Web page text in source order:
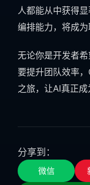
人都能从中获得
编排能力，将成为
无论你是开发者
要提升团队效率
之旅，让AI真正成
分享到：
微信